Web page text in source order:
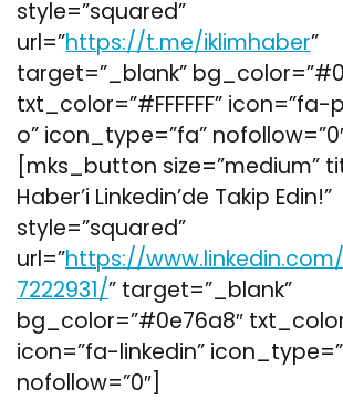
style=”squared”
url=”https://t.me/iklimhaber”
target=”_blank”
txt_color=”#FFFFFF”
o” icon_type=”fa”
[mks_button size=”medium”
Haber’i Linkedin’de Takip Edin!”
style=”squared”
url=”https://
7222931/” target=”_blank”
bg_color=”#0e76a8″
icon=”fa-linkedin”
nofollow=”0″]